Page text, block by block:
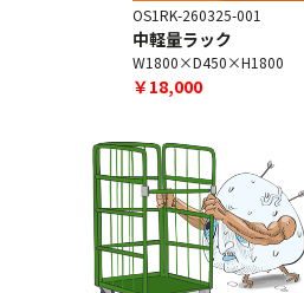
OS1RK-260325-001
中軽量ラック
W1800×D450×H1800
￥18,000